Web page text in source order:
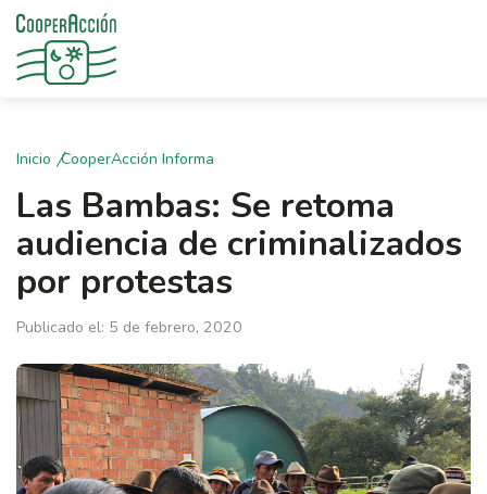
Inicio CooperAcción Informa
Las Bambas: Se retoma
audiencia de criminalizados
por protestas
Publicado el: 5 de febrero, 2020